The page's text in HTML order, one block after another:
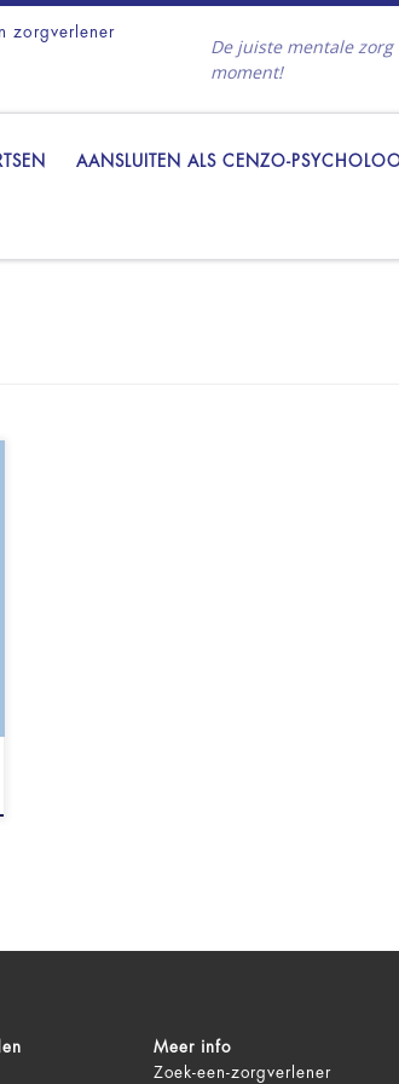
zorgverlener
De juiste mentale
moment!
AANSLUITEN ALS CENZO-
Meer info
Zoek-een-zorgverlener